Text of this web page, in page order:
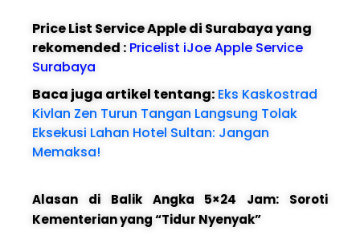
Price List Service Apple di Surabaya yang
rekomended : Pricelist iJoe Apple Service
Surabaya
Baca juga artikel tentang: Eks Kaskostrad
Kivlan Zen Turun Tangan Langsung Tolak
Eksekusi Lahan Hotel Sultan: Jangan
Memaksa!
Alasan di Balik Angka 5×24 Jam: Soroti
Kementerian yang “Tidur Nyenyak”